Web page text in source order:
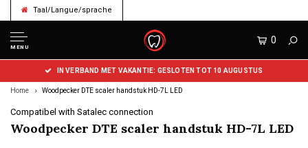
Taal/Langue/sprache
MENU
0
IN VERBAND MET VAKANTIE: GESLOTEN TOT 10 AUGUSTUS
Home Woodpecker DTE scaler handstuk HD-7L LED
Compatibel with Satalec connection
Woodpecker DTE scaler handstuk HD-7L LED